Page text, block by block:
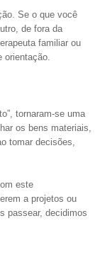
Se o que você
de fora da
familiar ou
orientação.
tornaram-se uma
os bens materiais,
tomar decisões,
este
a projetos ou
passear, decidimos